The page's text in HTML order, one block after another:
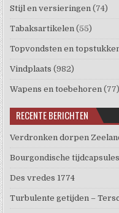
Stijl en versieringen (74)
Tabaksartikelen (55)
Topvondsten en
Vindplaats (982)
Wapens en toebehoren (77)
RECENTE BERICHTEN
Verdronken dorpen
Bourgondische tijdcapsules
Des vredes 1774
Turbulente getijden –